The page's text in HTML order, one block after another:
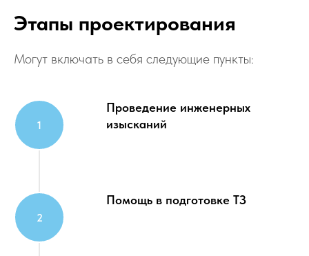
Этапы проектирования
Могут включать в себя следующие пункты:
Проведение инженерных
изысканий
Помощь в подготовке ТЗ